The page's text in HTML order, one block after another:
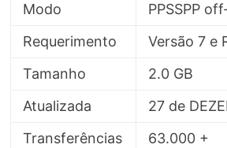
Modo
PPSSPP
Requerimento
Versão 7 e
Tamanho
2.0 GB
Atualizada
27 de
Transferências
63.000 +